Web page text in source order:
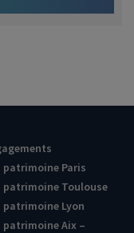
patrimoine Paris
patrimoine Toulouse
patrimoine Lyon
patrimoine Aix –